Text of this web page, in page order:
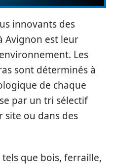
innovants des
Avignon est leur
Les
sont déterminés à
de chaque
par un tri sélectif
site ou dans des
que bois, ferraille,